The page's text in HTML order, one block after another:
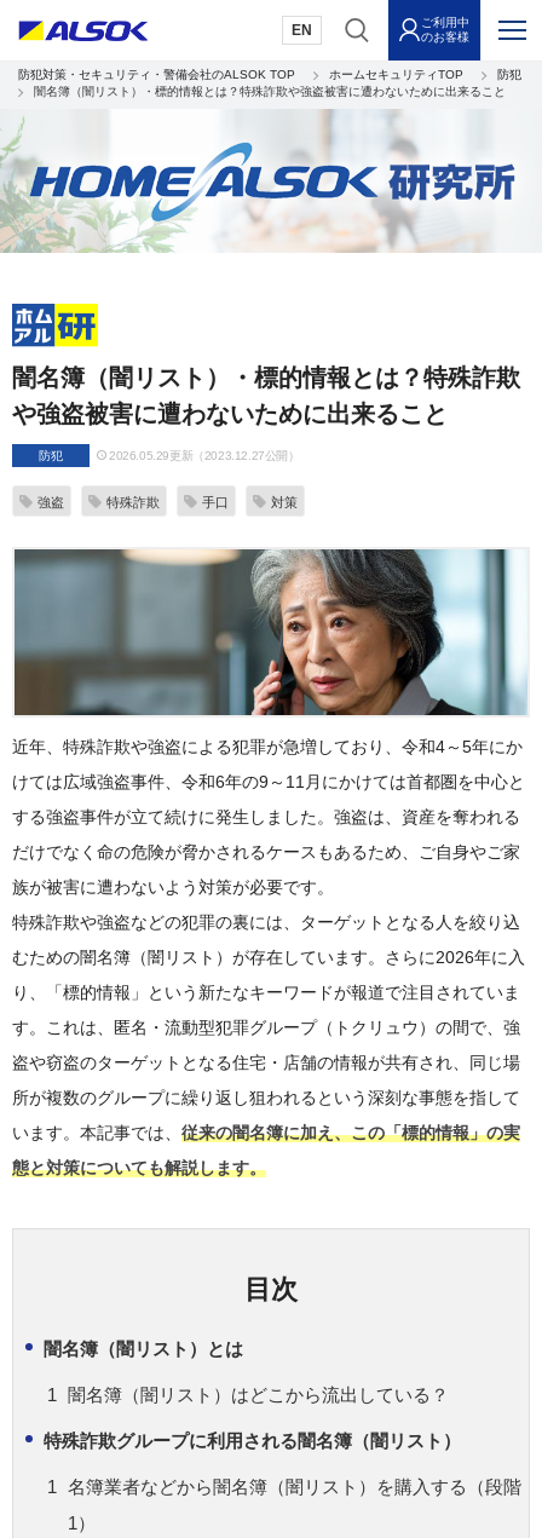
EN
ご利用中
のお客様
防犯対策・セキュリティ・警備会社のALSOK TOP ホームセキュリティTOP
防犯
闇名簿（闇リスト）・標的情報とは？特殊詐欺や強盗被害に遭わないために出来ること
闇名簿（闇リスト）・標的情報とは？特殊詐欺
や強盗被害に遭わないために出来ること
防犯 2026.05.29更新（2023.12.27公開）
強盗 特殊詐欺 手口 対策
近年、特殊詐欺や強盗による犯罪が急増しており、令和4～5年にか
けては広域強盗事件、令和6年の9～11月にかけては首都圏を中心と
する強盗事件が立て続けに発生しました。強盗は、資産を奪われる
だけでなく命の危険が脅かされるケースもあるため、ご自身やご家
族が被害に遭わないよう対策が必要です。
特殊詐欺や強盗などの犯罪の裏には、ターゲットとなる人を絞り込
むための闇名簿（闇リスト）が存在しています。さらに2026年に入
り、「標的情報」という新たなキーワードが報道で注目されていま
す。これは、匿名・流動型犯罪グループ（トクリュウ）の間で、強
盗や窃盗のターゲットとなる住宅・店舗の情報が共有され、同じ場
所が複数のグループに繰り返し狙われるという深刻な事態を指して
います。本記事では、 従来の闇名簿に加え、この「標的情報」の実
態と対策についても解説します。
目次
闇名簿（闇リスト）とは
闇名簿（闇リスト）はどこから流出している？
特殊詐欺グループに利用される闇名簿（闇リスト）
名簿業者などから闇名簿（闇リスト）を購入する（段階
1）